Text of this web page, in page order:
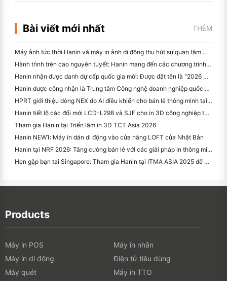
Bài viết mới nhất THÊM
Máy ảnh tức thời Hanin và máy in ảnh di động thu hút sự quan tâm mạnh mẽ tại IEAE Shenzhen 2026
Hành trình trên cao nguyên tuyết: Hanin mang đến các chương trình giáo dục nhiếp ảnh cho trẻ em ở Qamdo
Hanin nhận được danh dự cấp quốc gia mới: Được đặt tên là "2026 Made in China · Trusted Brand by Consumers"
Hanin được công nhận là Trung tâm Công nghệ doanh nghiệp quốc gia để lãnh đạo đổi mới
HPRT giới thiệu dòng NEX do AI điều khiển cho bán lẻ thông minh tại CHINASHOP 2026
Hanin tiết lộ các đổi mới LCD-L298 và SJF cho in 3D công nghiệp tại TCT Asia 2026
Tham gia Hanin tại Triển lãm in 3D TCT Asia 2026
Hanin NEW1: Máy in dán di động vào cửa hàng LOFT của Nhật Bản
Hanin tại NRF 2026: Tăng cường bán lẻ với các giải pháp in thông minh đầy đủ
Hẹn gặp bạn tại Singapore: Tham gia Hanin tại ITMA ASIA 2025 để chứng kiến ​​công nghệ in kỹ thuật số mới nhất
Products
Máy in POS
Máy in nhãn
Máy in di động
Điện tử tiêu dùng
Máy quét
Máy in TTO